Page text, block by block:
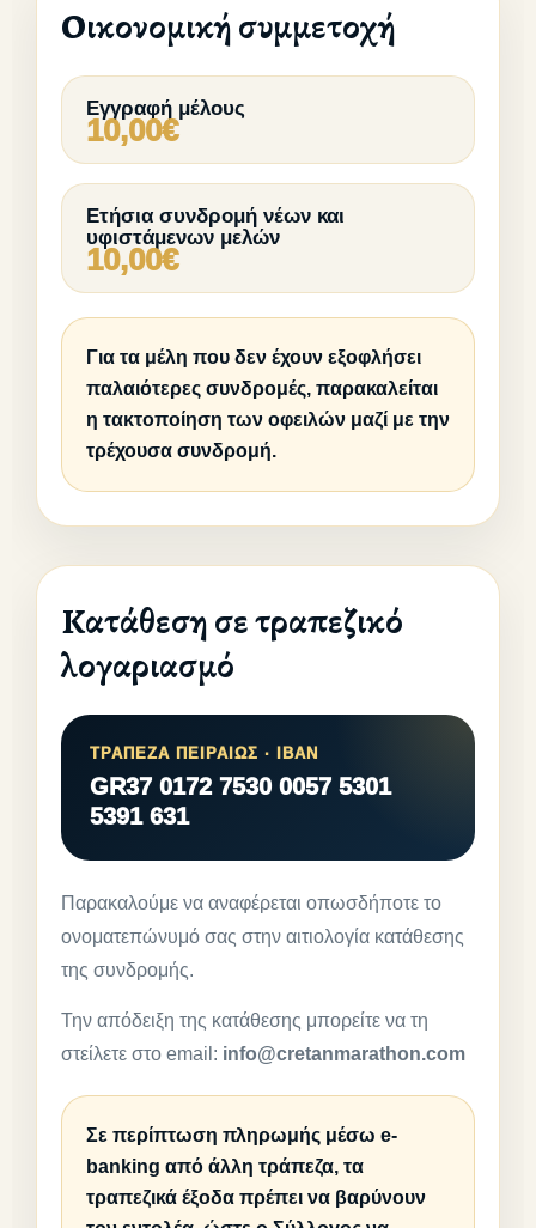
Οικονομική συμμετοχή
Εγγραφή μέλους
10,00€
Ετήσια συνδρομή νέων και
υφιστάμενων μελών
10,00€
Για τα μέλη που δεν έχουν εξοφλήσει
παλαιότερες συνδρομές, παρακαλείται
η τακτοποίηση των οφειλών μαζί με την
τρέχουσα συνδρομή.
Κατάθεση σε τραπεζικό
λογαριασμό
ΤΡΑΠΕΖΑ ΠΕΙΡΑΙΩΣ · IBAN
GR37 0172 7530 0057 5301
5391 631
Παρακαλούμε να αναφέρεται οπωσδήποτε το
ονοματεπώνυμό σας στην αιτιολογία κατάθεσης
της συνδρομής.
Την απόδειξη της κατάθεσης μπορείτε να τη
στείλετε στο email: info@cretanmarathon.com
Σε περίπτωση πληρωμής μέσω e-
banking από άλλη τράπεζα, τα
τραπεζικά έξοδα πρέπει να βαρύνουν